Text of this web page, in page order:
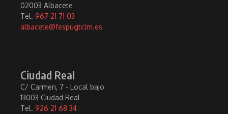
02003 Albacete
Tel. 967 21 71 03
albacete@fespugtclm.es
Ciudad Real
C/ Carmen, 7 - Local bajo
13003 Ciudad Real
Tel. 926 21 68 34